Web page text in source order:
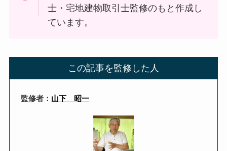
士・宅地建物取引士監修のもと作成し
ています。
この記事を監修した人
監修者： 山下 昭一